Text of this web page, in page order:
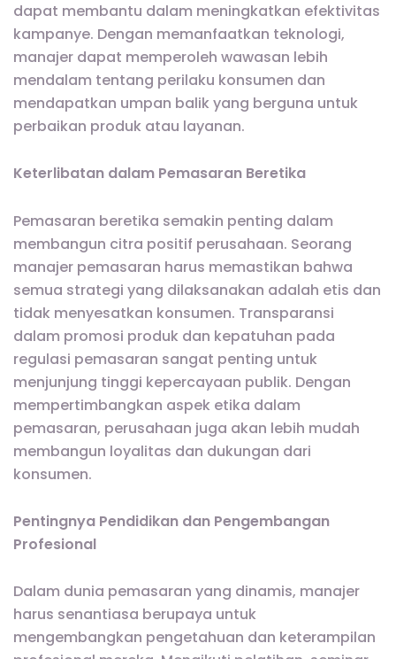
dapat membantu dalam meningkatkan efektivitas
kampanye. Dengan memanfaatkan teknologi,
manajer dapat memperoleh wawasan lebih
mendalam tentang perilaku konsumen dan
mendapatkan umpan balik yang berguna untuk
perbaikan produk atau layanan.
Keterlibatan dalam Pemasaran Beretika
Pemasaran beretika semakin penting dalam
membangun citra positif perusahaan. Seorang
manajer pemasaran harus memastikan bahwa
semua strategi yang dilaksanakan adalah etis dan
tidak menyesatkan konsumen. Transparansi
dalam promosi produk dan kepatuhan pada
regulasi pemasaran sangat penting untuk
menjunjung tinggi kepercayaan publik. Dengan
mempertimbangkan aspek etika dalam
pemasaran, perusahaan juga akan lebih mudah
membangun loyalitas dan dukungan dari
konsumen.
Pentingnya Pendidikan dan Pengembangan
Profesional
Dalam dunia pemasaran yang dinamis, manajer
harus senantiasa berupaya untuk
mengembangkan pengetahuan dan keterampilan